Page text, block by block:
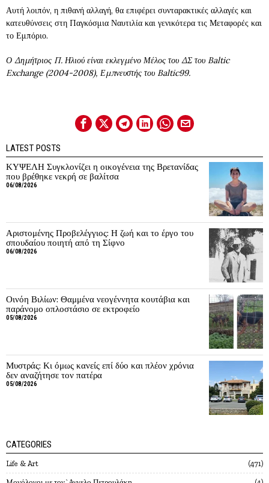
Αυτή λοιπόν, η πιθανή αλλαγή, θα επιφέρει συνταρακτικές αλλαγές και
κατευθύνσεις στη Παγκόσμια Ναυτιλία και γενικότερα τις Μεταφορές και
το Εμπόριο.
Ο Δημήτριος Π. Ηλιού είναι εκλεγμένο Μέλος του ΔΣ του Baltic
Exchange (2004-2008), Εμπνευστής του Baltic99.
LATEST POSTS
ΚΥΨΕΛΗ Συγκλονίζει η οικογένεια της Βρετανίδας
που βρέθηκε νεκρή σε βαλίτσα
06/08/2026
Αριστομένης Προβελέγγιος: Η ζωή και το έργο του
σπουδαίου ποιητή από τη Σίφνο
06/08/2026
Οινόη Βιλίων: Θαμμένα νεογέννητα κουτάβια και
παράνομο οπλοστάσιο σε εκτροφείο
05/08/2026
Μυστράς: Κι όμως κανείς επί δύο και πλέον χρόνια
δεν αναζήτησε τον πατέρα
05/08/2026
CATEGORIES
Life & Art 471